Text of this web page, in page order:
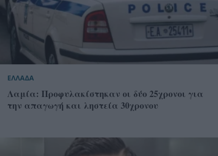
ΕΛΛΑΔΑ
Λαμία: Προφυλακίστηκαν οι δύο 25χρονοι για
την απαγωγή και ληστεία 30χρονου